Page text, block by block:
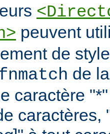
peuvent
de
de
caractère
caractères,